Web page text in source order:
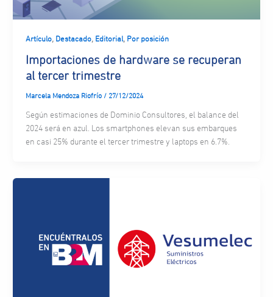
Artículo, Destacado, Editorial, Por posición
Importaciones de hardware se recuperan
al tercer trimestre
Marcela Mendoza Riofrío / 27/12/2024
Según estimaciones de Dominio Consultores, el balance del
2024 será en azul. Los smartphones elevan sus embarques
en casi 25% durante el tercer trimestre y laptops en 6.7%.